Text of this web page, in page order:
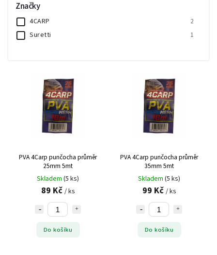
Značky
4CARP 2
Suretti 1
PVA 4Carp punčocha průměr
25mm 5mt
Skladem (5 ks)
89 Kč / ks
Do košíku
PVA 4Carp punčocha průměr
35mm 5mt
Skladem (5 ks)
99 Kč / ks
Do košíku